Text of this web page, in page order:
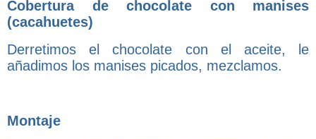
Cobertura de chocolate con manises
(cacahuetes)
Derretimos el chocolate con el aceite, le
añadimos los manises picados, mezclamos.
Montaje